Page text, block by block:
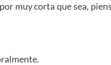
muy corta que sea,